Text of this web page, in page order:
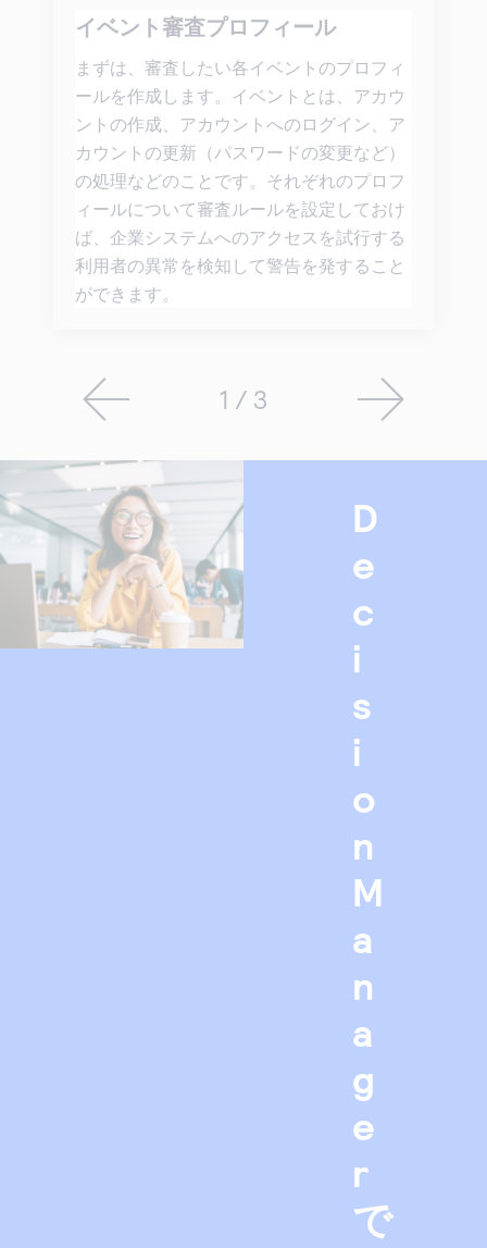
イベント審査プロフィール
まずは、審査したい各イベントのプロフィ
ールを作成します。イベントとは、アカウ
ントの作成、アカウントへのログイン、ア
カウントの更新（パスワードの変更など）
の処理などのことです。それぞれのプロフ
ィールについて審査ルールを設定しておけ
ば、企業システムへのアクセスを試行する
利用者の異常を検知して警告を発すること
ができます。
1 / 3
D
e
c
i
s
i
o
n
M
a
n
a
g
e
r
で